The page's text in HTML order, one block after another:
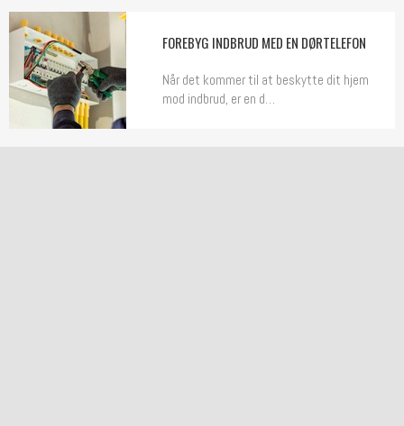
FOREBYG INDBRUD MED EN DØRTELEFON
Når det kommer til at beskytte dit hjem
mod indbrud, er en d…